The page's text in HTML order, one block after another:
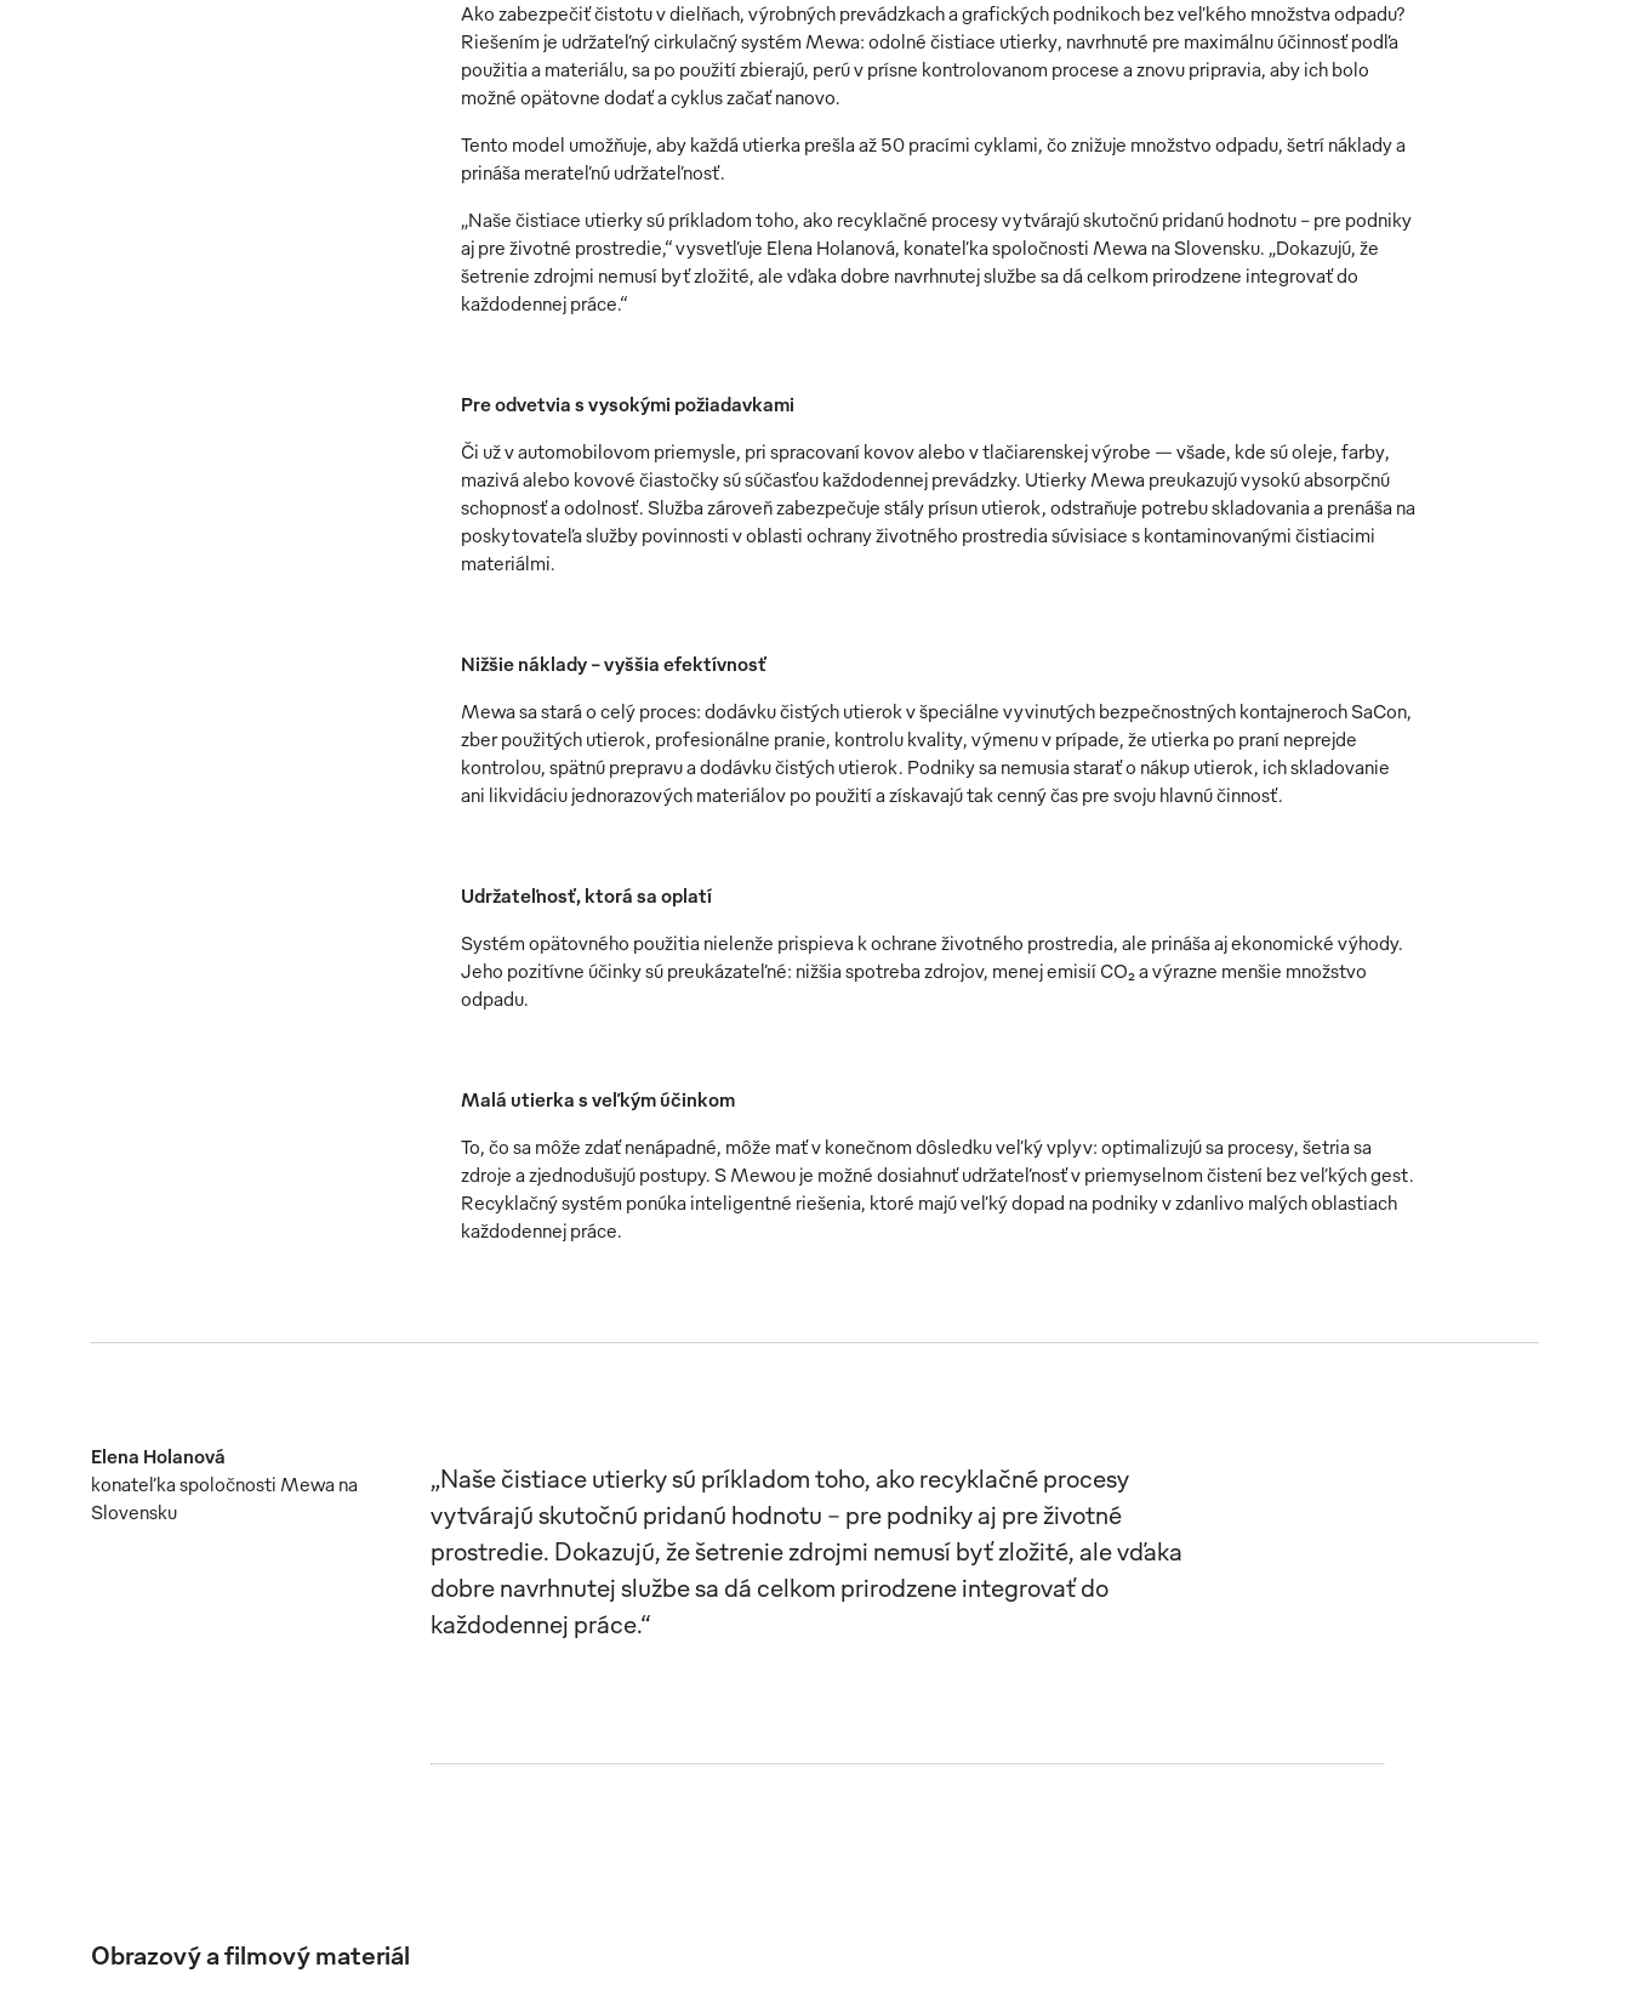
Ako zabezpečiť čistotu v dielňach, výrobných prevádzkach a grafických podnikoch bez veľkého množstva odpadu?
Riešením je udržateľný cirkulačný systém Mewa: odolné čistiace utierky, navrhnuté pre maximálnu účinnosť podľa
použitia a materiálu, sa po použití zbierajú, perú v prísne kontrolovanom procese a znovu pripravia, aby ich bolo
možné opätovne dodať a cyklus začať nanovo.
Tento model umožňuje, aby každá utierka prešla až 50 pracími cyklami, čo znižuje množstvo odpadu, šetrí náklady a
prináša merateľnú udržateľnosť.
„Naše čistiace utierky sú príkladom toho, ako recyklačné procesy vytvárajú skutočnú pridanú hodnotu – pre podniky
aj pre životné prostredie,“ vysvetľuje Elena Holanová, konateľka spoločnosti Mewa na Slovensku. „Dokazujú, že
šetrenie zdrojmi nemusí byť zložité, ale vďaka dobre navrhnutej službe sa dá celkom prirodzene integrovať do
každodennej práce.“
Pre odvetvia s vysokými požiadavkami
Či už v automobilovom priemysle, pri spracovaní kovov alebo v tlačiarenskej výrobe — všade, kde sú oleje, farby,
mazivá alebo kovové čiastočky sú súčasťou každodennej prevádzky. Utierky Mewa preukazujú vysokú absorpčnú
schopnosť a odolnosť. Služba zároveň zabezpečuje stály prísun utierok, odstraňuje potrebu skladovania a prenáša na
poskytovateľa služby povinnosti v oblasti ochrany životného prostredia súvisiace s kontaminovanými čistiacimi
materiálmi.
Nižšie náklady – vyššia efektívnosť
Mewa sa stará o celý proces: dodávku čistých utierok v špeciálne vyvinutých bezpečnostných kontajneroch SaCon,
zber použitých utierok, profesionálne pranie, kontrolu kvality, výmenu v prípade, že utierka po praní neprejde
kontrolou, spätnú prepravu a dodávku čistých utierok. Podniky sa nemusia starať o nákup utierok, ich skladovanie
ani likvidáciu jednorazových materiálov po použití a získavajú tak cenný čas pre svoju hlavnú činnosť.
Udržateľnosť, ktorá sa oplatí
Systém opätovného použitia nielenže prispieva k ochrane životného prostredia, ale prináša aj ekonomické výhody.
Jeho pozitívne účinky sú preukázateľné: nižšia spotreba zdrojov, menej emisií CO₂ a výrazne menšie množstvo
odpadu.
Malá utierka s veľkým účinkom
To, čo sa môže zdať nenápadné, môže mať v konečnom dôsledku veľký vplyv: optimalizujú sa procesy, šetria sa
zdroje a zjednodušujú postupy. S Mewou je možné dosiahnuť udržateľnosť v priemyselnom čistení bez veľkých gest.
Recyklačný systém ponúka inteligentné riešenia, ktoré majú veľký dopad na podniky v zdanlivo malých oblastiach
každodennej práce.
Elena Holanová
konateľka spoločnosti Mewa na
Slovensku
„Naše čistiace utierky sú príkladom toho, ako recyklačné procesy
vytvárajú skutočnú pridanú hodnotu – pre podniky aj pre životné
prostredie. Dokazujú, že šetrenie zdrojmi nemusí byť zložité, ale vďaka
dobre navrhnutej službe sa dá celkom prirodzene integrovať do
každodennej práce.“
Obrazový a filmový materiál